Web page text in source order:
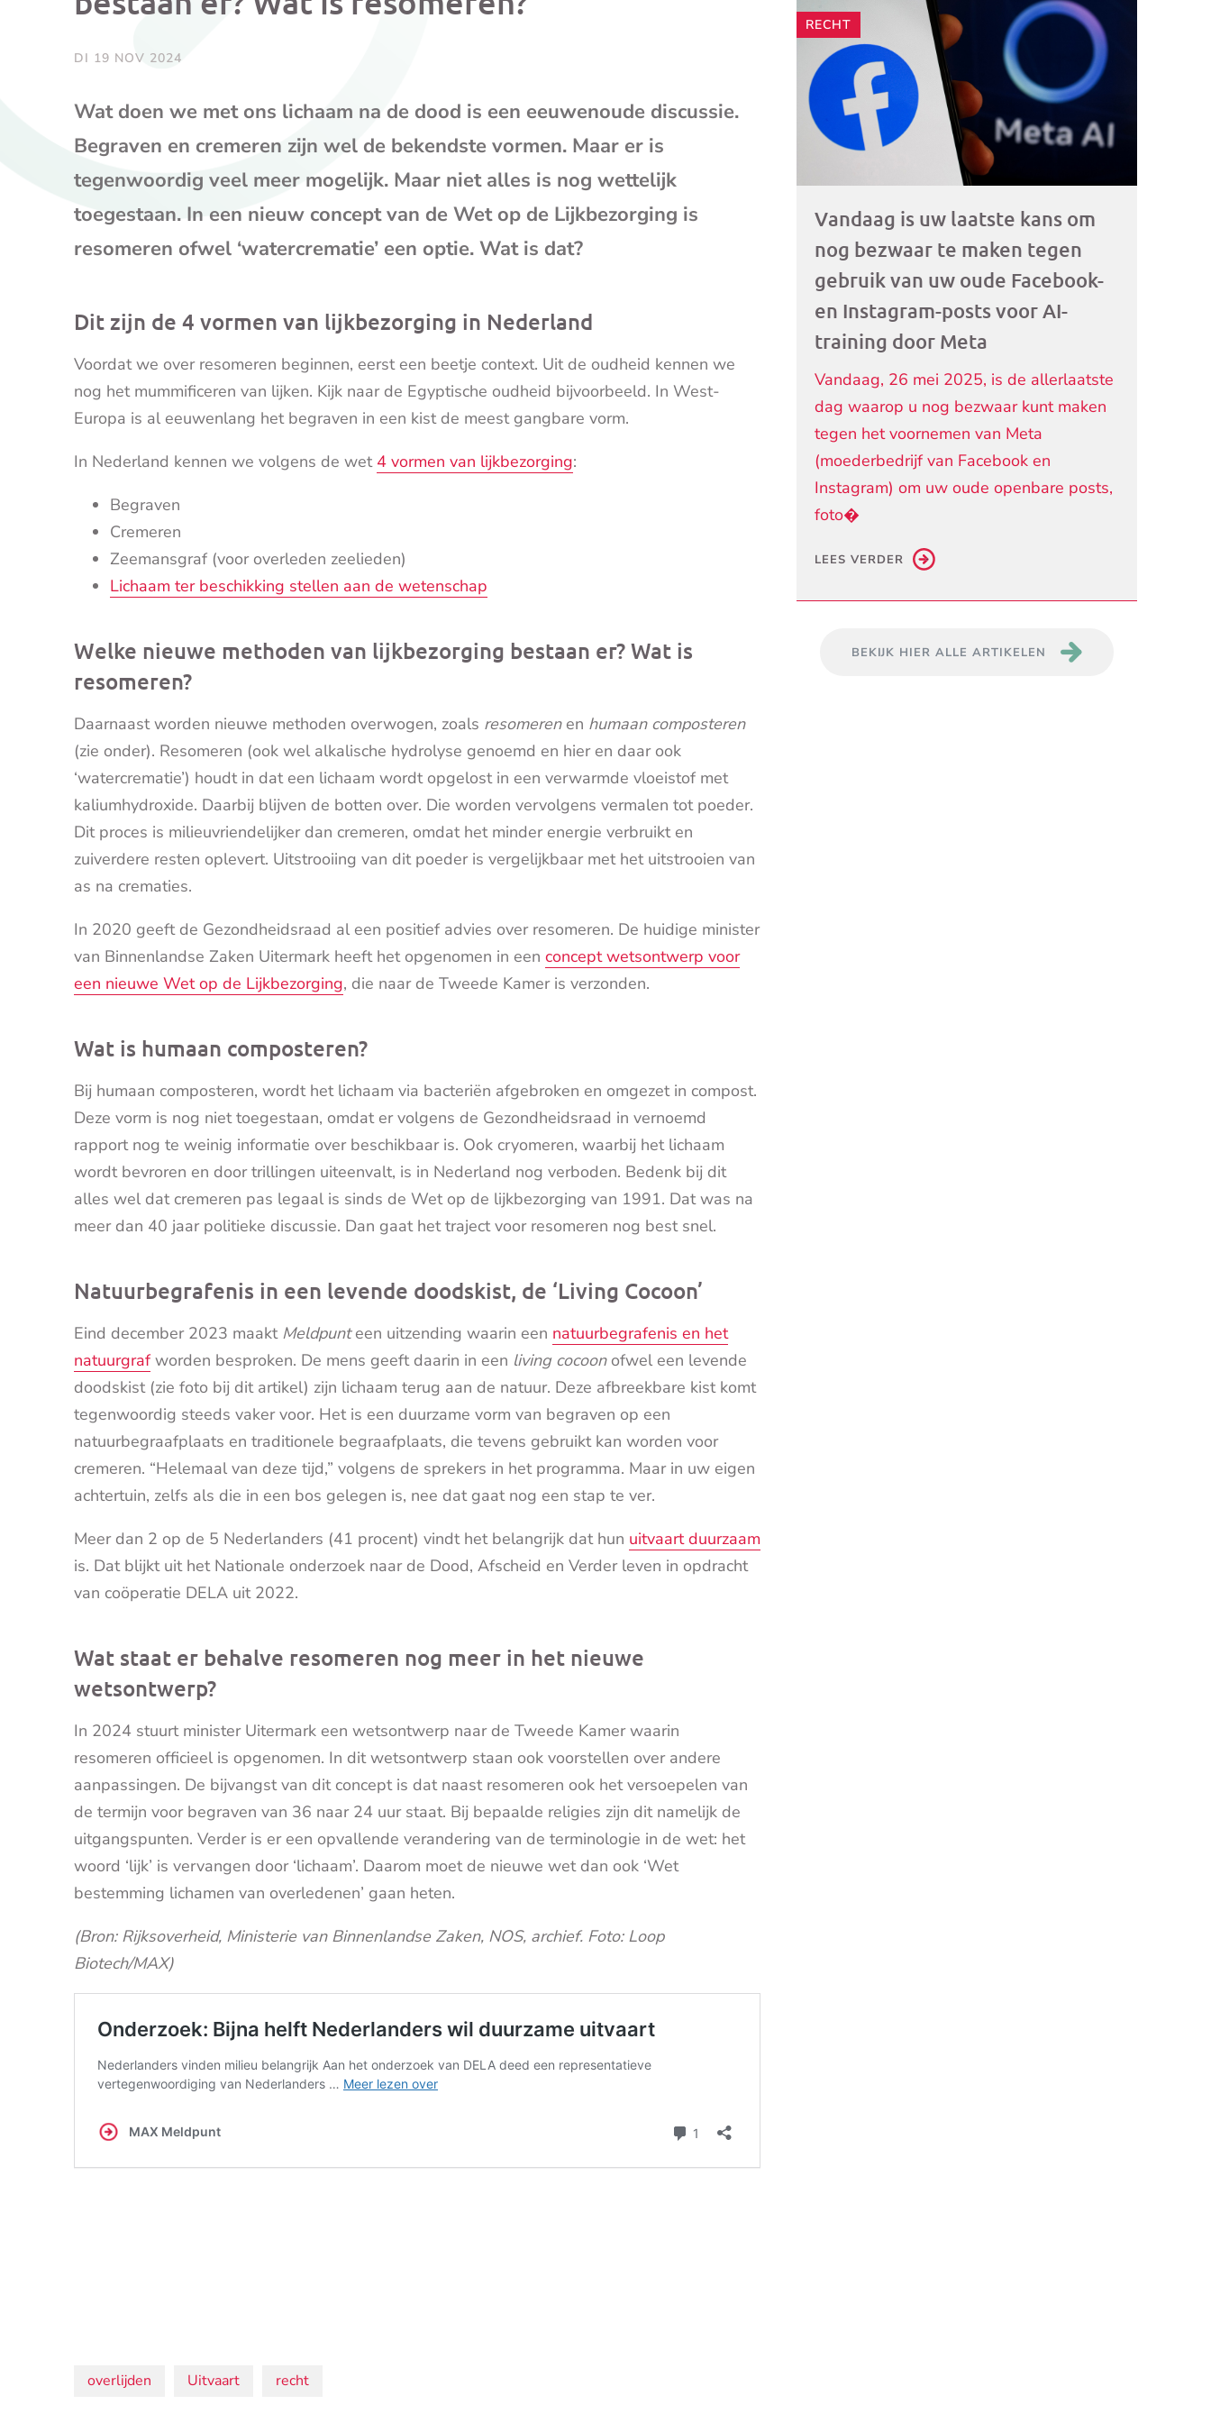
mailprogramma)
DI 19 NOV 2024
Wat doen we met ons lichaam na de dood is een eeuwenoude discussie.
Begraven en cremeren zijn wel de bekendste vormen. Maar er is
tegenwoordig veel meer mogelijk. Maar niet alles is nog wettelijk
toegestaan. In een nieuw concept van de Wet op de Lijkbezorging is
resomeren ofwel ‘watercrematie’ een optie. Wat is dat?
Dit zijn de 4 vormen van lijkbezorging in Nederland
Voordat we over resomeren beginnen, eerst een beetje context. Uit de oudheid kennen we
nog het mummificeren van lijken. Kijk naar de Egyptische oudheid bijvoorbeeld. In West-
Europa is al eeuwenlang het begraven in een kist de meest gangbare vorm.
In Nederland kennen we volgens de wet 4 vormen van lijkbezorging:
Begraven
Cremeren
Zeemansgraf (voor overleden zeelieden)
Lichaam ter beschikking stellen aan de wetenschap
Welke nieuwe methoden van lijkbezorging bestaan er? Wat is
resomeren?
Daarnaast worden nieuwe methoden overwogen, zoals resomerenen humaan composteren
(zie onder). Resomeren (ook wel alkalische hydrolyse genoemd en hier en daar ook
‘watercrematie’) houdt in dat een lichaam wordt opgelost in een verwarmde vloeistof met
kaliumhydroxide. Daarbij blijven de botten over. Die worden vervolgens vermalen tot poeder.
Dit proces is milieuvriendelijker dan cremeren, omdat het minder energie verbruikt en
zuiverdere resten oplevert. Uitstrooiing van dit poeder is vergelijkbaar met het uitstrooien van
as na crematies.
In 2020 geeft de Gezondheidsraad al een positief advies over resomeren. De huidige minister
van Binnenlandse Zaken Uitermark heeft het opgenomen in een concept wetsontwerp voor
een nieuwe Wet op de Lijkbezorging, die naar de Tweede Kamer is verzonden.
Wat is humaan composteren?
Bij humaan composteren, wordt het lichaam via bacteriën afgebroken en omgezet in compost.
Deze vorm is nog niet toegestaan, omdat er volgens de Gezondheidsraad in vernoemd
rapport nog te weinig informatie over beschikbaar is. Ook cryomeren, waarbij het lichaam
wordt bevroren en door trillingen uiteenvalt, is in Nederland nog verboden. Bedenk bij dit
alles wel dat cremeren pas legaal is sinds de Wet op de lijkbezorging van 1991. Dat was na
meer dan 40 jaar politieke discussie. Dan gaat het traject voor resomeren nog best snel.
Natuurbegrafenis in een levende doodskist, de ‘Living Cocoon’
Eind december 2023 maakt Meldpunteen uitzending waarin een natuurbegrafenis en het
natuurgrafworden besproken. De mens geeft daarin in een living cocoonofwel een levende
doodskist (zie foto bij dit artikel) zijn lichaam terug aan de natuur. Deze afbreekbare kist komt
tegenwoordig steeds vaker voor. Het is een duurzame vorm van begraven op een
natuurbegraafplaats en traditionele begraafplaats, die tevens gebruikt kan worden voor
cremeren. “Helemaal van deze tijd,” volgens de sprekers in het programma. Maar in uw eigen
achtertuin, zelfs als die in een bos gelegen is, nee dat gaat nog een stap te ver.
Meer dan 2 op de 5 Nederlanders (41 procent) vindt het belangrijk dat hun uitvaart duurzaam
is. Dat blijkt uit het Nationale onderzoek naar de Dood, Afscheid en Verder leven in opdracht
van coöperatie DELA uit 2022.
Wat staat er behalve resomeren nog meer in het nieuwe
wetsontwerp?
In 2024 stuurt minister Uitermark een wetsontwerp naar de Tweede Kamer waarin
resomeren officieel is opgenomen. In dit wetsontwerp staan ook voorstellen over andere
aanpassingen. De bijvangst van dit concept is dat naast resomeren ook het versoepelen van
de termijn voor begraven van 36 naar 24 uur staat. Bij bepaalde religies zijn dit namelijk de
uitgangspunten. Verder is er een opvallende verandering van de terminologie in de wet: het
woord ‘lijk’ is vervangen door ‘lichaam’. Daarom moet de nieuwe wet dan ook ‘Wet
bestemming lichamen van overledenen’ gaan heten.
(Bron: Rijksoverheid, Ministerie van Binnenlandse Zaken, NOS, archief. Foto: Loop
Biotech/MAX)
Onderwerpen:
overlijden Uitvaart recht
RECHT
Vandaag is uw laatste kans om
nog bezwaar te maken tegen
gebruik van uw oude Facebook-
en Instagram-posts voor AI-
training door Meta
Vandaag, 26 mei 2025, is de allerlaatste
dag waarop u nog bezwaar kunt maken
tegen het voornemen van Meta
(moederbedrijf van Facebook en
Instagram) om uw oude openbare posts,
foto�
LEES VERDER
BEKIJK HIER ALLE ARTIKELEN